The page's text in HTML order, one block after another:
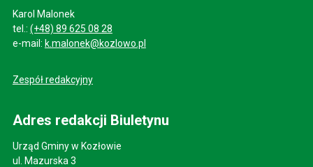
Karol Malonek
tel.: (+48) 89 625 08 28
e-mail: k.malonek@kozlowo.pl
Zespół redakcyjny
Adres redakcji Biuletynu
Urząd Gminy w Kozłowie
ul. Mazurska 3